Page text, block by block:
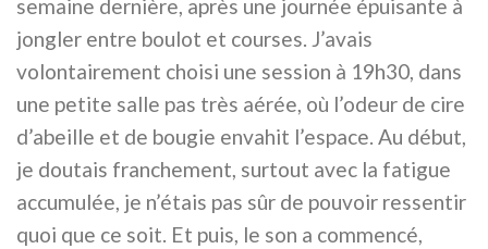
semaine dernière, après une journée épuisante à
jongler entre boulot et courses. J’avais
volontairement choisi une session à 19h30, dans
une petite salle pas très aérée, où l’odeur de cire
d’abeille et de bougie envahit l’espace. Au début,
je doutais franchement, surtout avec la fatigue
accumulée, je n’étais pas sûr de pouvoir ressentir
quoi que ce soit. Et puis, le son a commencé,